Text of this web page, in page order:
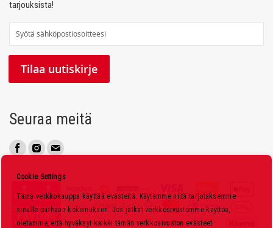
tarjouksista!
i
u
i
Tilaa uutiskirje
Seuraa meitä
Cookie Settings
Tämä verkkokauppa käyttää evästeitä. Käytämme niitä tarjotaksemme
sinulle parhaan kokemuksen. Jos jatkat verkkosivustomme käyttöä,
oletamme, että hyväksyt kaikki tämän verkkosivuston evästeet.